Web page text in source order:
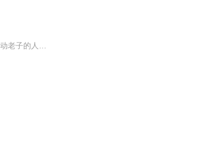
今日的我们，乎风可改雨今日的我们，不可一世太嚣张只是因为年少轻狂只是因为我们在一起，呼喊：别动老子的人！一个不起眼的学生走进一个改变他人生的圈子，这个圈子有哭，有笑，有情，有义他慢慢得开始蜕变，慢慢得开始接触那些一辈子都无法忘记的人或者事情。为了兄弟开始蜕变成让人害怕的学霸为了女人开始蜕变成让人羡慕的情圣其实与其说这是一个故事，到不如在告诉我们什么道理，与其说这是一个道理，倒不如说在人生的起点与终点。 作者：水墨的画演播：六弦君，若水泠...